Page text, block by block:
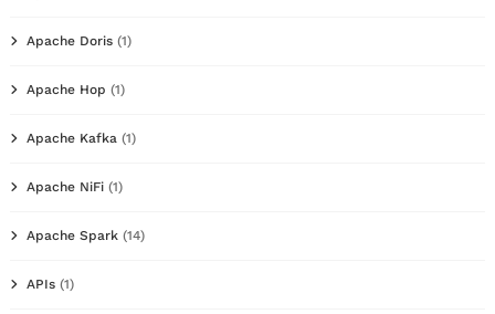
Apache Doris (1)
Apache Hop (1)
Apache Kafka (1)
Apache NiFi (1)
Apache Spark (14)
APIs (1)